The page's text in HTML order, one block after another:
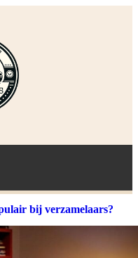
bij verzamelaars?